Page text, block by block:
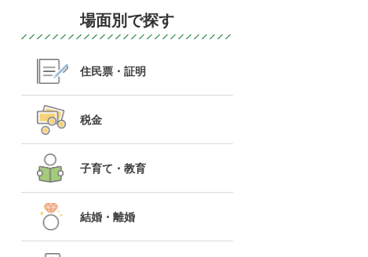
場面別で探す
住民票・証明
税金
子育て・教育
結婚・離婚